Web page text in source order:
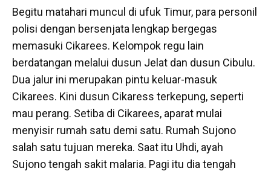
Begitu matahari muncul di ufuk Timur, para personil
polisi dengan bersenjata lengkap bergegas
memasuki Cikarees. Kelompok regu lain
berdatangan melalui dusun Jelat dan dusun Cibulu.
Dua jalur ini merupakan pintu keluar-masuk
Cikarees. Kini dusun Cikaress terkepung, seperti
mau perang. Setiba di Cikarees, aparat mulai
menyisir rumah satu demi satu. Rumah Sujono
salah satu tujuan mereka. Saat itu Uhdi, ayah
Sujono tengah sakit malaria. Pagi itu dia tengah